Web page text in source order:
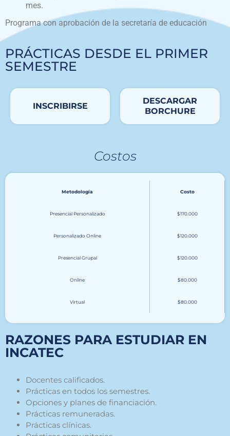
mes.
Programa con aprobación de la secretaría de educación
PRÁCTICAS DESDE EL PRIMER
SEMESTRE
INSCRIBIRSE
DESCARGAR
BORCHURE
Costos
Metodología Costo
Presencial Personalizado $170.000
Personalizado Online $120.000
Presencial Grupal $120.000
Online $80.000
Virtual $80.000
RAZONES PARA ESTUDIAR EN
INCATEC
Docentes calificados.
Prácticas en todos los semestres.
Opciones y planes de financiación.
Prácticas remuneradas.
Prácticas clínicas.